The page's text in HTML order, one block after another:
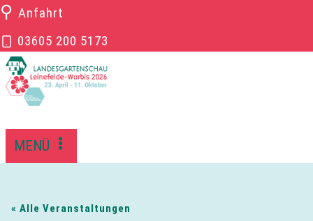
Zum
springen
⚲ Anfahrt
03605 200 5173
MENÜ
« Alle Veranstaltungen